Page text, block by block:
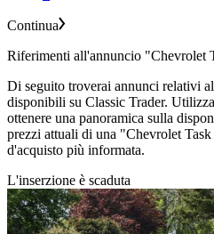
Continua
Riferimenti all'annuncio "Chevrolet
Di seguito troverai annunci relativi
disponibili su Classic Trader.
ottenere una panoramica sulla
prezzi attuali di una "Chevrolet
d'acquisto più informata.
L'inserzione è scaduta